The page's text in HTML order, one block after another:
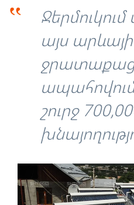
‟
այս
շուրջ